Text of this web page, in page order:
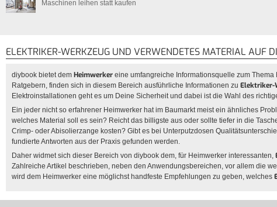
Maschinen leihen statt kaufen
ELEKTRIKER-WERKZEUG UND VERWENDETES MATERIAL AUF
diybook bietet dem Heimwerker eine umfangreiche Informationsquelle zum Thema
Ratgebern, finden sich in diesem Bereich ausführliche Informationen zu Elektriker-
Elektroinstallationen geht es um Deine Sicherheit und dabei ist die Wahl des
Ein jeder nicht so erfahrener Heimwerker hat im Baumarkt meist ein ähnliches
welches Material soll es sein? Reicht das billigste aus oder sollte tiefer in die
Crimp- oder Abisolierzange kosten? Gibt es bei Unterputzdosen
fundierte Antworten aus der Praxis gefunden werden.
Daher widmet sich dieser Bereich von diybook dem, für Heimwerker interessanten,
Zahlreiche Artikel beschrieben, neben den Anwendungsbereichen, vor allem die
wird dem Heimwerker eine möglichst handfeste Empfehlungen zu geben, welches